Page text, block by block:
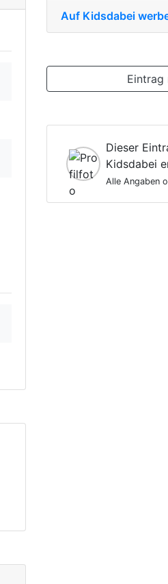
Auf Kidsdabei
Eintrag
Dieser
Kidsdabei
Alle Angaben